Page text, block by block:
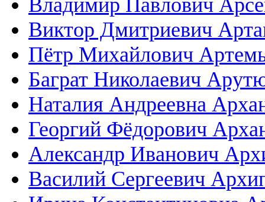
Виктор Дмитриевич
Пётр Михайлович
Баграт Николаевич
Наталия Андреевна
Георгий Фёдорович
Александр Иванович
Василий Сергеевич